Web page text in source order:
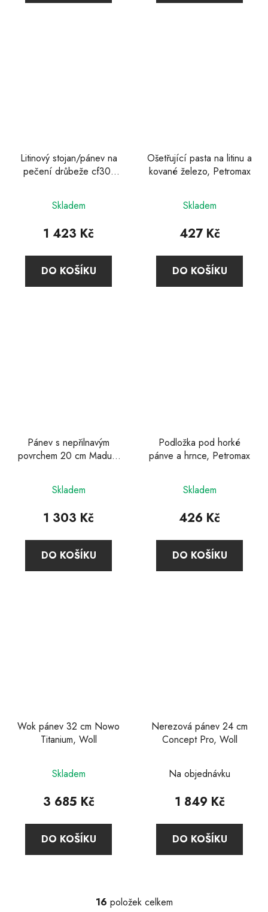
Litinový stojan/pánev na
pečení drůbeže cf30,
Skladem
1 423 Kč
DO KOŠÍKU
Ošetřující pasta na litinu a
kované železo, Petromax
Skladem
427 Kč
DO KOŠÍKU
Pánev s nepřilnavým
povrchem 20 cm Madura
Skladem
1 303 Kč
DO KOŠÍKU
Podložka pod horké
pánve a hrnce, Petromax
Skladem
426 Kč
DO KOŠÍKU
Wok pánev 32 cm Nowo
Titanium, Woll
hodnocení
produktu
4,8
z
Skladem
3 685 Kč
DO KOŠÍKU
Nerezová pánev 24 cm
Concept Pro, Woll
hodnocení
produktu
5,0
z
Na objednávku
1 849 Kč
DO KOŠÍKU
O
16 položek celkem